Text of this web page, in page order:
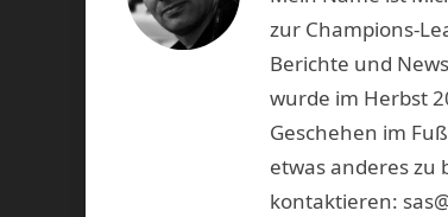
zur Champions-
Berichte und
wurde im Herbst
Geschehen im
etwas anderes zu
kontaktieren: